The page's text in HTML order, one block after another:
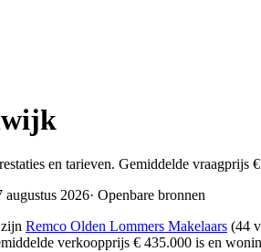
en tarieven. Gemiddelde vraagprijs
2026· Openbare bronnen
Remco Olden Lommers Makelaars (44
verkoopprijs € 435.000 is en